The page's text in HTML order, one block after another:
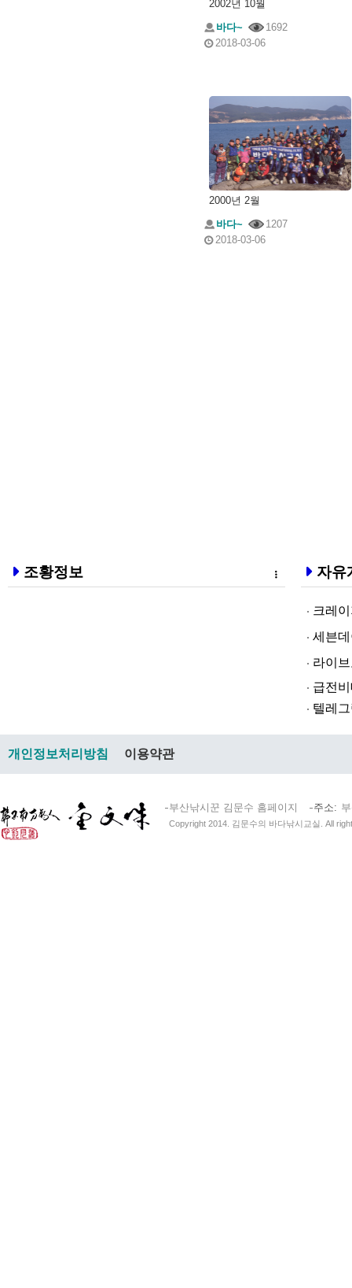
2002년 10월
바다~
1692
2018-03-06
2000년 2월
바다~
1207
2018-03-06
조황정보 자유
크레이지
세븐데이
라­이브토­
급전비대면
텔레그램
개인정보처리방침 이용약관
부산낚시꾼 김문수 홈페이지 주소
Copyright 2014. 김문수의 바다낚시교실. All